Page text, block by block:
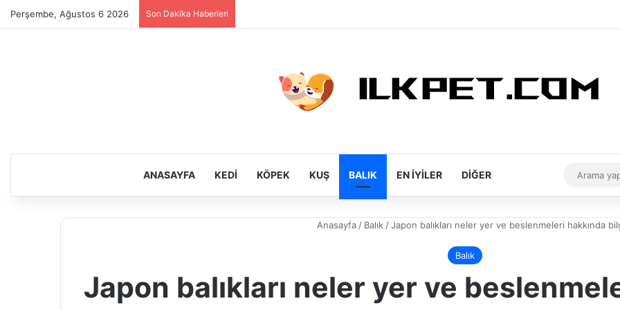
Perşembe, Ağustos 6 2026 Son Dakika Haberleri
ANASAYFA KEDI KÖPEK KUŞ BALIK EN İYILER DIĞER Rastgele Makale
Kenar Bölmesi
Dış
Anasayfa / Balık / Japon balıkları neler yer ve beslenmeleri hakkında
Balık
Japon balıkları neler yer ve